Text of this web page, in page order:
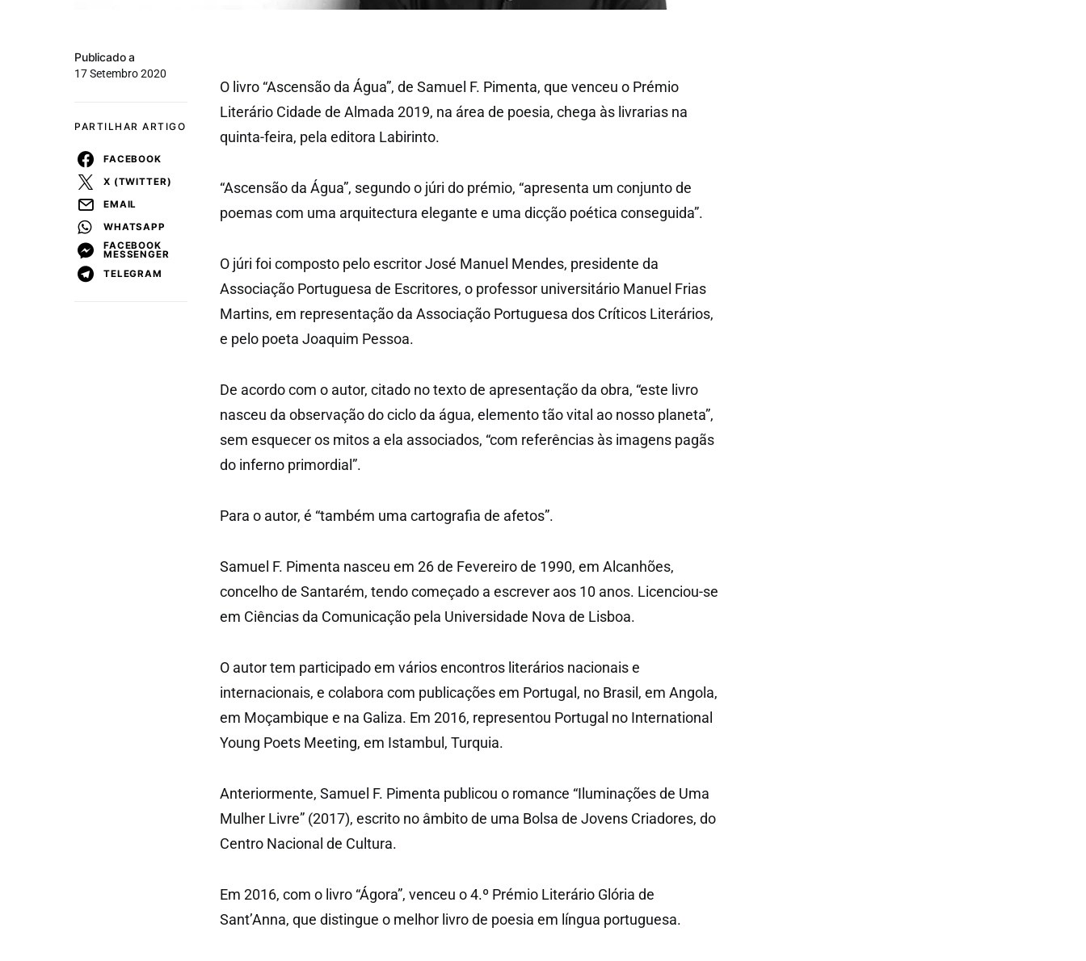
Publicado a
17 Setembro 2020
PARTILHAR ARTIGO
FACEBOOK
X (TWITTER)
EMAIL
WHATSAPP
FACEBOOK
MESSENGER
TELEGRAM
O livro “Ascensão da Água”, de Samuel F. Pimenta, que venceu o Prémio
Literário Cidade de Almada 2019, na área de poesia, chega às livrarias na
quinta-feira, pela editora Labirinto.
“Ascensão da Água”, segundo o júri do prémio, “apresenta um conjunto de
poemas com uma arquitectura elegante e uma dicção poética conseguida”.
O júri foi composto pelo escritor José Manuel Mendes, presidente da
Associação Portuguesa de Escritores, o professor universitário Manuel Frias
Martins, em representação da Associação Portuguesa dos Críticos Literários,
e pelo poeta Joaquim Pessoa.
De acordo com o autor, citado no texto de apresentação da obra, “este livro
nasceu da observação do ciclo da água, elemento tão vital ao nosso planeta”,
sem esquecer os mitos a ela associados, “com referências às imagens pagãs
do inferno primordial”.
Para o autor, é “também uma cartografia de afetos”.
Samuel F. Pimenta nasceu em 26 de Fevereiro de 1990, em Alcanhões,
concelho de Santarém, tendo começado a escrever aos 10 anos. Licenciou-se
em Ciências da Comunicação pela Universidade Nova de Lisboa.
O autor tem participado em vários encontros literários nacionais e
internacionais, e colabora com publicações em Portugal, no Brasil, em Angola,
em Moçambique e na Galiza. Em 2016, representou Portugal no International
Young Poets Meeting, em Istambul, Turquia.
Anteriormente, Samuel F. Pimenta publicou o romance “Iluminações de Uma
Mulher Livre” (2017), escrito no âmbito de uma Bolsa de Jovens Criadores, do
Centro Nacional de Cultura.
Em 2016, com o livro “Ágora”, venceu o 4.º Prémio Literário Glória de
Sant’Anna, que distingue o melhor livro de poesia em língua portuguesa.